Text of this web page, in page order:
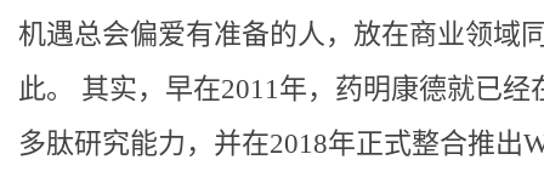
机遇总会偏爱有准备的人，放在商业领域
此。 其实，早在2011年，药明康德就已经
多肽研究能力，并在2018年正式整合推出